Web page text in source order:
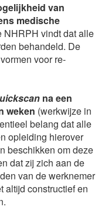
van
medische
NHRPH vindt dat alle
behandeld. De
voor re-
na een
weken (werkwijze in
belang dat alle
opleiding hierover
beschikken om deze
dat zij zich aan de
van de werknemer
altijd constructief en